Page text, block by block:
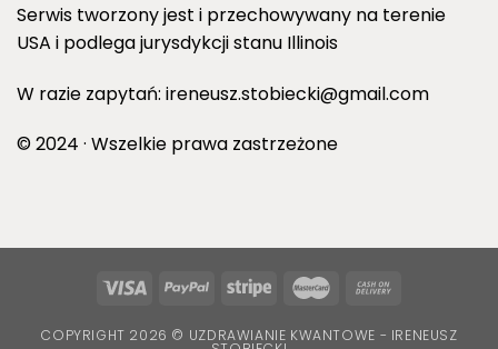
Serwis tworzony jest i przechowywany na terenie
USA i podlega jurysdykcji stanu Illinois
W razie zapytań: ireneusz.stobiecki@gmail.com
© 2024 · Wszelkie prawa zastrzeżone
COPYRIGHT 2026 © UZDRAWIANIE KWANTOWE - IRENEUSZ